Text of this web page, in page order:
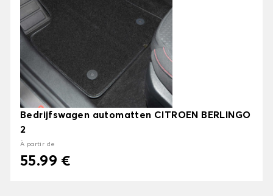
Bedrijfswagen automatten CITROEN BERLINGO
2
À partir de
55.99 €